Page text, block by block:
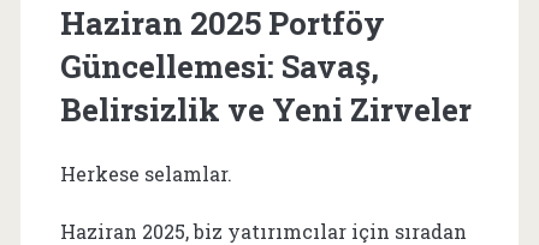
Haziran 2025 Portföy
Güncellemesi: Savaş,
Belirsizlik ve Yeni Zirveler
Herkese selamlar.
Haziran 2025, biz yatırımcılar için sıradan